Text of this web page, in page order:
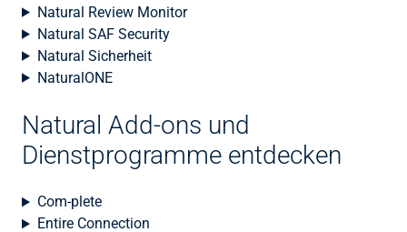
Natural Review Monitor
Natural SAF Security
Natural Sicherheit
NaturalONE
Natural Add-ons und
Dienstprogramme entdecken
Com-plete
Entire Connection